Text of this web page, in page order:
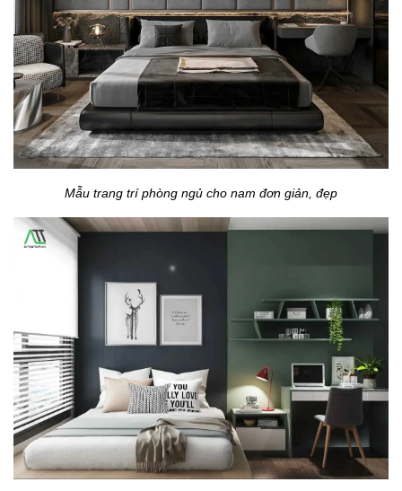
Mẫu trang trí phòng ngủ cho nam đơn giản, đẹp